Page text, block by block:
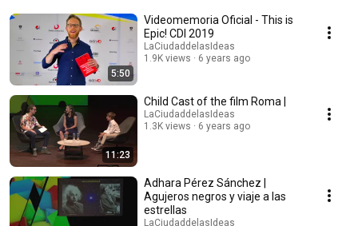
5:50
Videomemoria Oficial - This is
Epic! CDI 2019
LaCiudaddelasIdeas
1.9K views
6 years ago
11:23
Child Cast of the film Roma |
LaCiudaddelasIdeas
1.3K views
6 years ago
Adhara Pérez Sánchez |
Agujeros negros y viaje a las
estrellas
LaCiudaddelasIdeas